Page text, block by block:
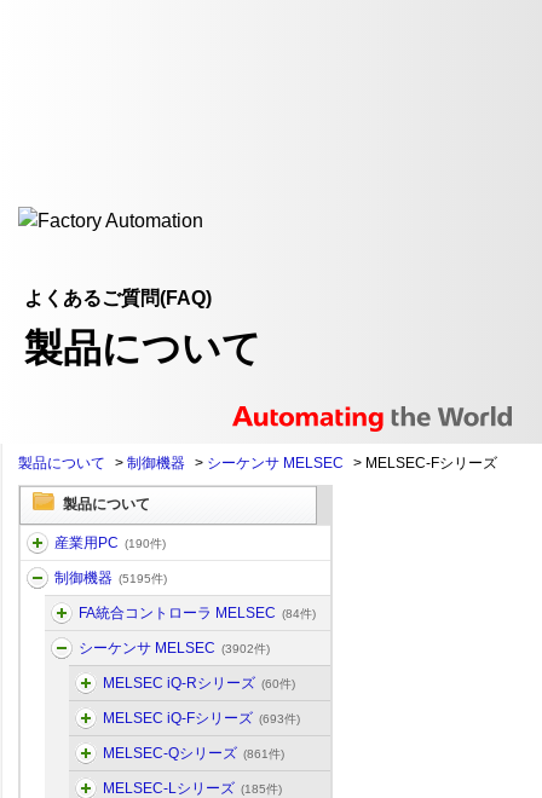
よくあるご質問(FAQ)
製品について
製品について > 制御機器 > シーケンサ MELSEC > MELSEC-Fシリーズ
製品について
産業用PC (190件)
制御機器 (5195件)
FA統合コントローラ MELSEC (84件)
シーケンサ MELSEC (3902件)
MELSEC iQ-Rシリーズ (60件)
MELSEC iQ-Fシリーズ (693件)
MELSEC-Qシリーズ (861件)
MELSEC-Lシリーズ (185件)